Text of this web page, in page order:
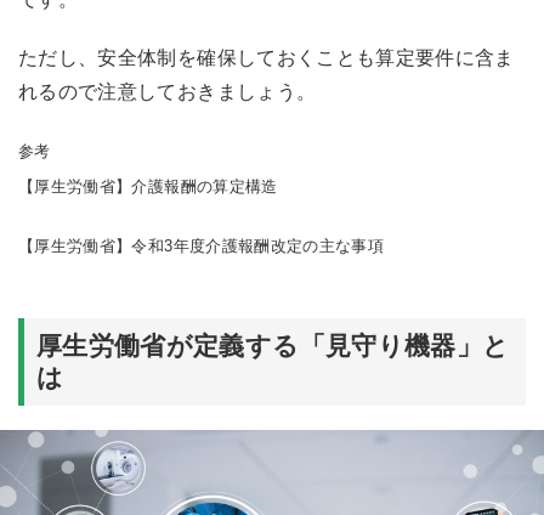
ただし、安全体制を確保しておくことも算定要件に含ま
れるので注意しておきましょう。
参考
【厚生労働省】介護報酬の算定構造
【厚生労働省】令和3年度介護報酬改定の主な事項
厚生労働省が定義する「見守り機器」と
は